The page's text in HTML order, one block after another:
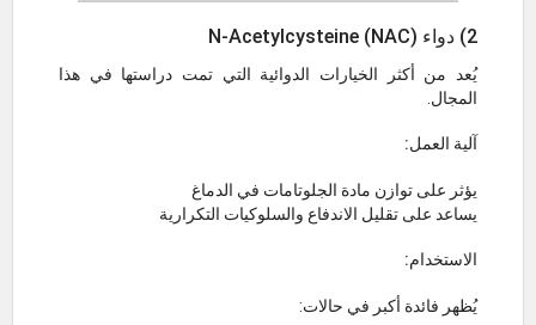
2) دواء N-Acetylcysteine (NAC)
يُعد من أكثر الخيارات الدوائية التي تمت دراستها في هذا
المجال.
آلية العمل:
يؤثر على توازن مادة الجلوتامات في الدماغ
يساعد على تقليل الاندفاع والسلوكيات التكرارية
الاستخدام:
يُظهر فائدة أكبر في حالات: